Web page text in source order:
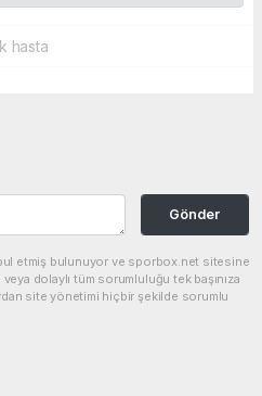
hasta
Gönder
etmiş bulunuyor ve sporbox.net sitesine
dolaylı tüm sorumluluğu tek başınıza
site yönetimi hiçbir şekilde sorumlu